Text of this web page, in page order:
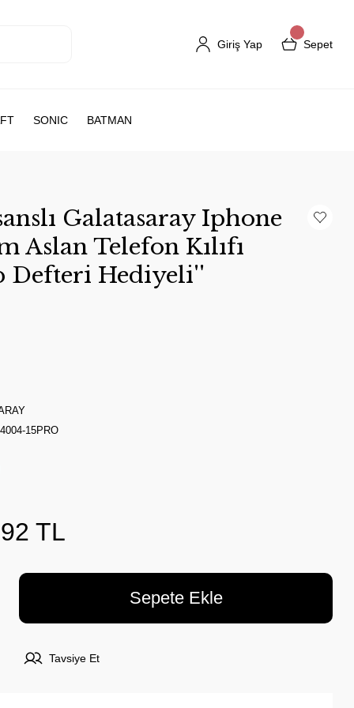
Giriş Yap Sepet
SONIC BATMAN
Galatasaray Iphone
Aslan Telefon Kılıfı
Defteri Hediyeli''
15PRO
TL
Sepete Ekle
Tavsiye Et